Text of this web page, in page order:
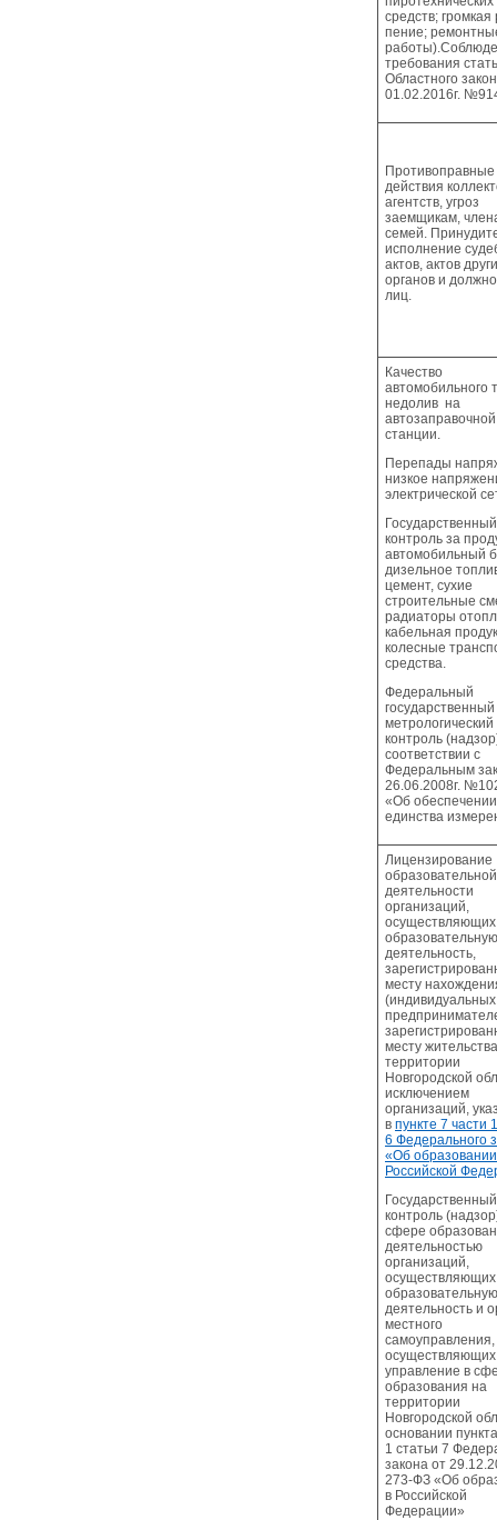
средств; громкая
пение;
требования
Областного
01.02.2016г.
Противоправные
действия
агентств, угроз
заемщикам,
семей.
исполнение
актов, актов
органов и
лиц.
Качество
автомобильного
недолив на
автозаправочной
станции.
Перепады
низкое
электрической
Государственный
контроль за
автомобильный
дизельное
цемент, сухие
строительные
радиаторы
кабельная
колесные
средства.
Федеральный
государственный
метрологический
контроль
соответствии с
Федеральным
26.06.2008г.
«Об обеспечении
единства
Лицензирование
образовательной
деятельности
организаций,
осуществляющих
образовательную
деятельность,
месту
(индивидуальных
месту
территории
Новгородской
исключением
организаций,
в пункте 7 части
6 Федерального
«Об
Российской
Государственный
контроль
сфере
деятельностью
организаций,
осуществляющих
образовательную
деятельность и
местного
самоуправления,
осуществляющих
управление в
образования на
территории
Новгородской
основании
1 статьи 7
закона от
273-ФЗ «Об
в Российской
Федерации»